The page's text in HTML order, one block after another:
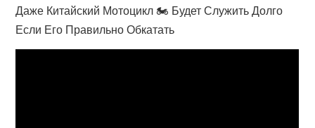
Даже Китайский Мотоцикл 🏍 Будет Служить Долго
Если Его Правильно Обкатать